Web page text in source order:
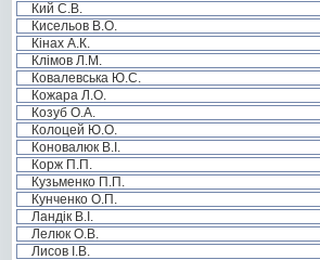
Кий С.В.
Кисельов В.О.
Кінах А.К.
Клімов Л.М.
Ковалевська Ю.С.
Кожара Л.О.
Козуб О.А.
Колоцей Ю.О.
Коновалюк В.І.
Корж П.П.
Кузьменко П.П.
Кунченко О.П.
Ландік В.І.
Лелюк О.В.
Лисов І.В.